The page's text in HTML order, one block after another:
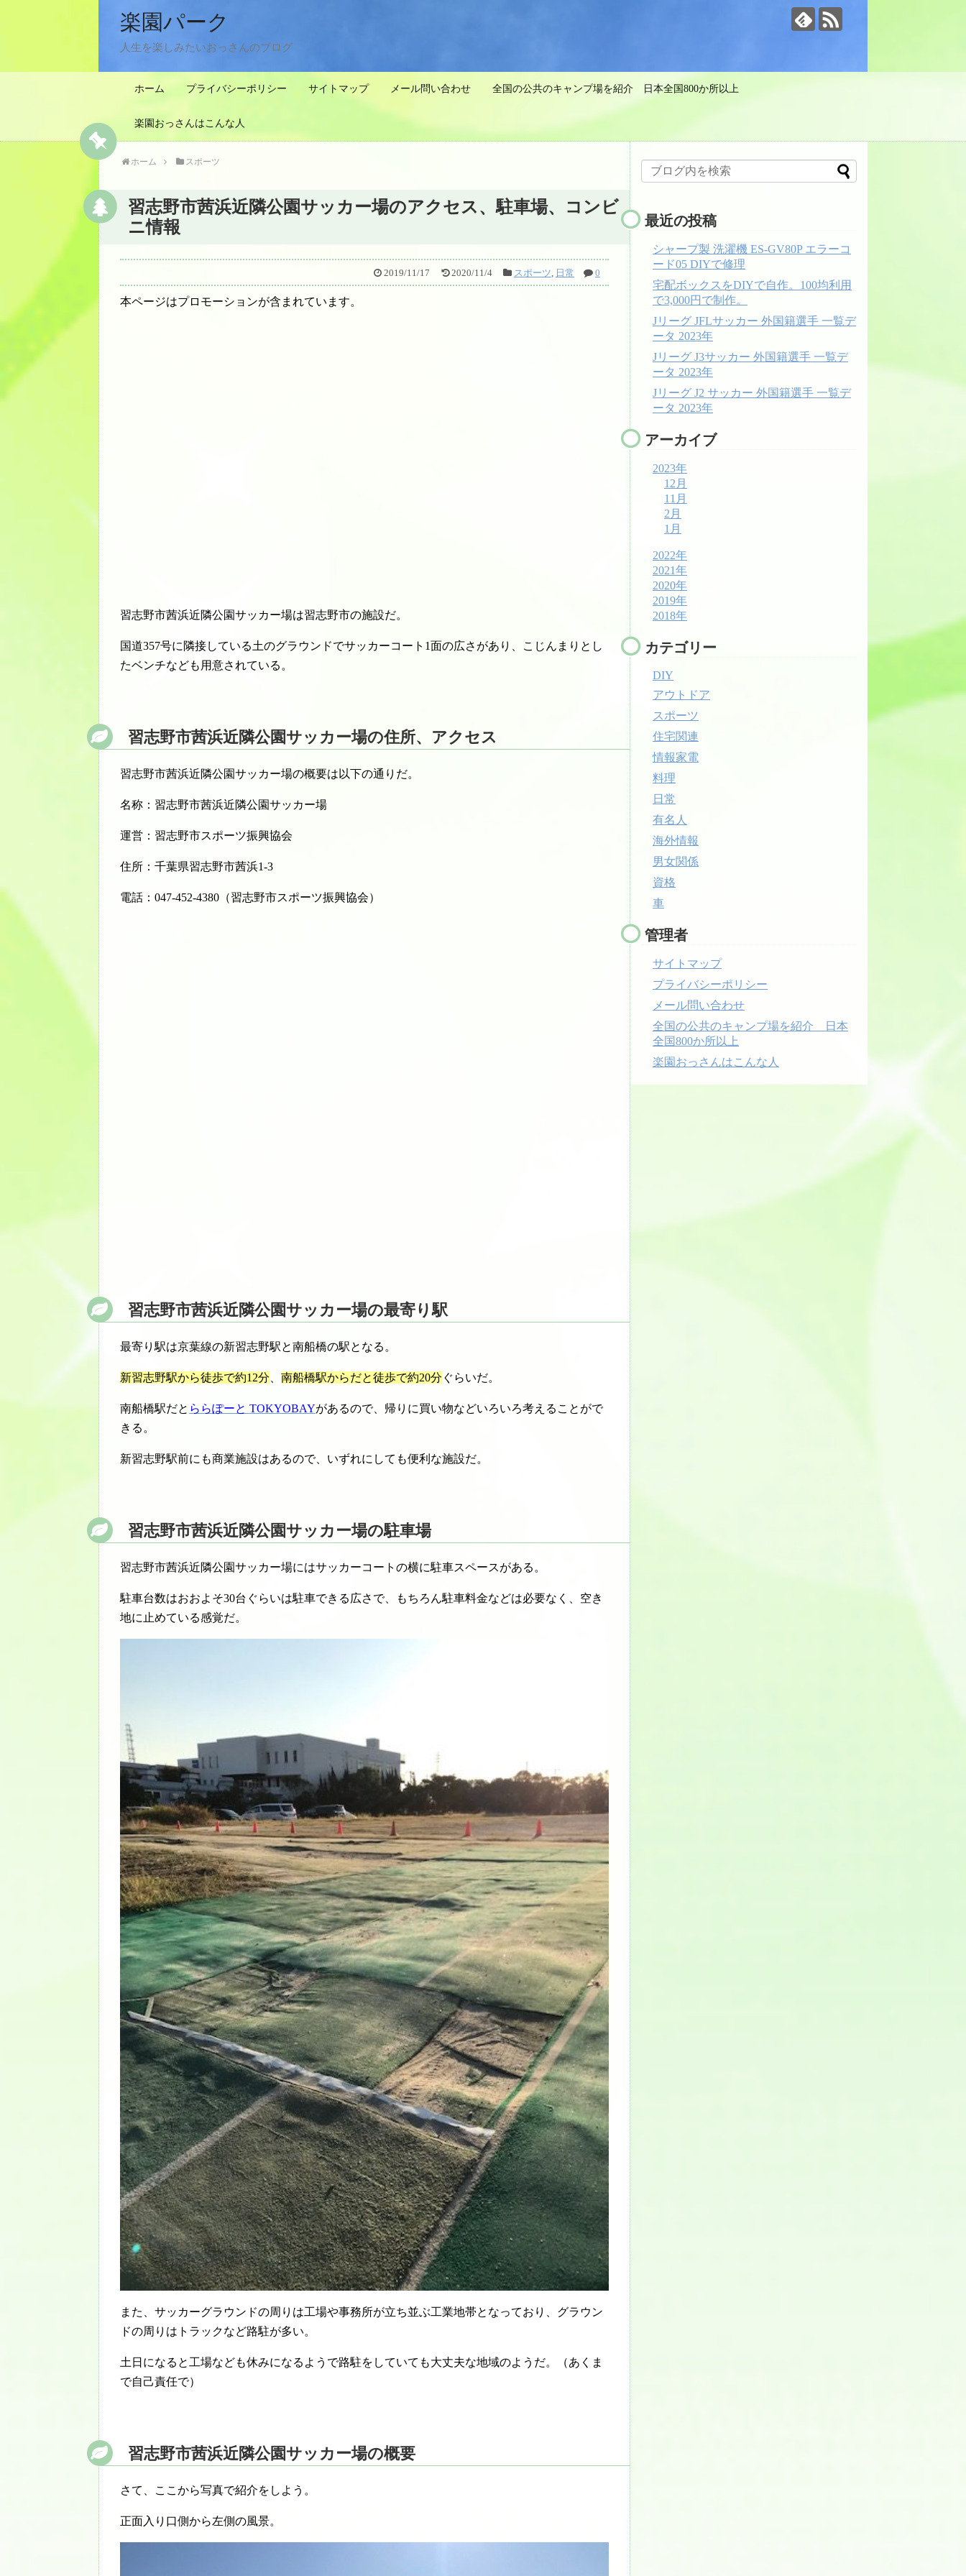
楽園パーク
人生を楽しみたいおっさんのブログ
ホーム プライバシーポリシー サイトマップ メール問い合わせ 全国の公共のキャンプ場を紹介 日本全国800か所以上
楽園おっさんはこんな人
ホーム スポーツ
習志野市茜浜近隣公園サッカー場のアクセス、駐車場、コンビ
ニ情報
2019/11/17 2020/11/4 スポーツ, 日常 0
本ページはプロモーションが含まれています。
習志野市茜浜近隣公園サッカー場は習志野市の施設だ。
国道357号に隣接している土のグラウンドでサッカーコート1面の広さがあり、こじんまりとし
たベンチなども用意されている。
習志野市茜浜近隣公園サッカー場の住所、アクセス
習志野市茜浜近隣公園サッカー場の概要は以下の通りだ。
名称：習志野市茜浜近隣公園サッカー場
運営：習志野市スポーツ振興協会
住所：千葉県習志野市茜浜1-3
電話：047-452-4380（習志野市スポーツ振興協会）
習志野市茜浜近隣公園サッカー場の最寄り駅
最寄り駅は京葉線の新習志野駅と南船橋の駅となる。
新習志野駅から徒歩で約12分 南船橋駅からだと徒歩で約20分 ぐらいだ。
南船橋駅だと ららぽーと TOKYOBAYがあるので、帰りに買い物などいろいろ考えることがで
きる。
新習志野駅前にも商業施設はあるので、いずれにしても便利な施設だ。
習志野市茜浜近隣公園サッカー場の駐車場
習志野市茜浜近隣公園サッカー場にはサッカーコートの横に駐車スペースがある。
駐車台数はおおよそ30台ぐらいは駐車できる広さで、もちろん駐車料金などは必要なく、空き
地に止めている感覚だ。
また、サッカーグラウンドの周りは工場や事務所が立ち並ぶ工業地帯となっており、グラウン
ドの周りはトラックなど路駐が多い。
土日になると工場なども休みになるようで路駐をしていても大丈夫な地域のようだ。（あくま
で自己責任で）
習志野市茜浜近隣公園サッカー場の概要
さて、ここから写真で紹介をしよう。
正面入り口側から左側の風景。
最近の投稿
シャープ製 洗濯機 ES-GV80P エラーコ
ード05 DIYで修理
宅配ボックスをDIYで自作。100均利用
で3,000円で制作。
Jリーグ JFLサッカー 外国籍選手 一覧デ
ータ 2023年
Jリーグ J3サッカー 外国籍選手 一覧デ
ータ 2023年
Jリーグ J2 サッカー 外国籍選手 一覧デ
ータ 2023年
アーカイブ
2023年
12月
11月
2月
1月
2022年
2021年
2020年
2019年
2018年
カテゴリー
DIY
アウトドア
スポーツ
住宅関連
情報家電
料理
日常
有名人
海外情報
男女関係
資格
車
管理者
サイトマップ
プライバシーポリシー
メール問い合わせ
全国の公共のキャンプ場を紹介 日本
全国800か所以上
楽園おっさんはこんな人